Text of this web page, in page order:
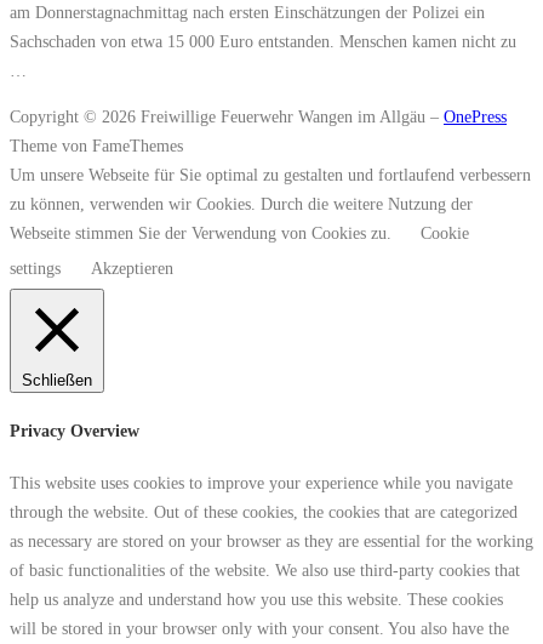
am Donnerstagnachmittag nach ersten Einschätzungen der Polizei ein
Sachschaden von etwa 15 000 Euro entstanden. Menschen kamen nicht zu
Copyright © 2026 Freiwillige Feuerwehr Wangen im Allgäu – OnePress
Theme von FameThemes
Um unsere Webseite für Sie optimal zu gestalten und fortlaufend verbessern
zu können, verwenden wir Cookies. Durch die weitere Nutzung der
Webseite stimmen Sie der Verwendung von Cookies zu.
Cookie
settings
Akzeptieren
Schließen
Privacy Overview
This website uses cookies to improve your experience while you navigate
through the website. Out of these cookies, the cookies that are categorized
as necessary are stored on your browser as they are essential for the working
of basic functionalities of the website. We also use third-party cookies that
help us analyze and understand how you use this website. These cookies
will be stored in your browser only with your consent. You also have the